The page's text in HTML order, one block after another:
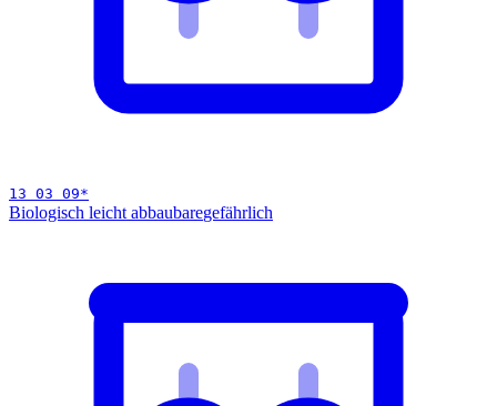
13 03 09*
Biologisch leicht abbaubaregefährlich